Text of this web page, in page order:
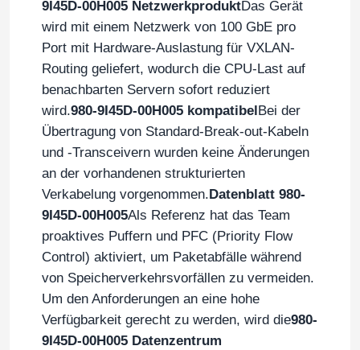
9I45D-00H005 NetzwerkproduktDas Gerät
wird mit einem Netzwerk von 100 GbE pro
Port mit Hardware-Auslastung für VXLAN-
Routing geliefert, wodurch die CPU-Last auf
benachbarten Servern sofort reduziert
wird.980-9I45D-00H005 kompatibelBei der
Übertragung von Standard-Break-out-Kabeln
und -Transceivern wurden keine Änderungen
an der vorhandenen strukturierten
Verkabelung vorgenommen.Datenblatt 980-
9I45D-00H005Als Referenz hat das Team
proaktives Puffern und PFC (Priority Flow
Control) aktiviert, um Paketabfälle während
von Speicherverkehrsvorfällen zu vermeiden.
Um den Anforderungen an eine hohe
Verfügbarkeit gerecht zu werden, wird die980-
9I45D-00H005 Datenzentrum